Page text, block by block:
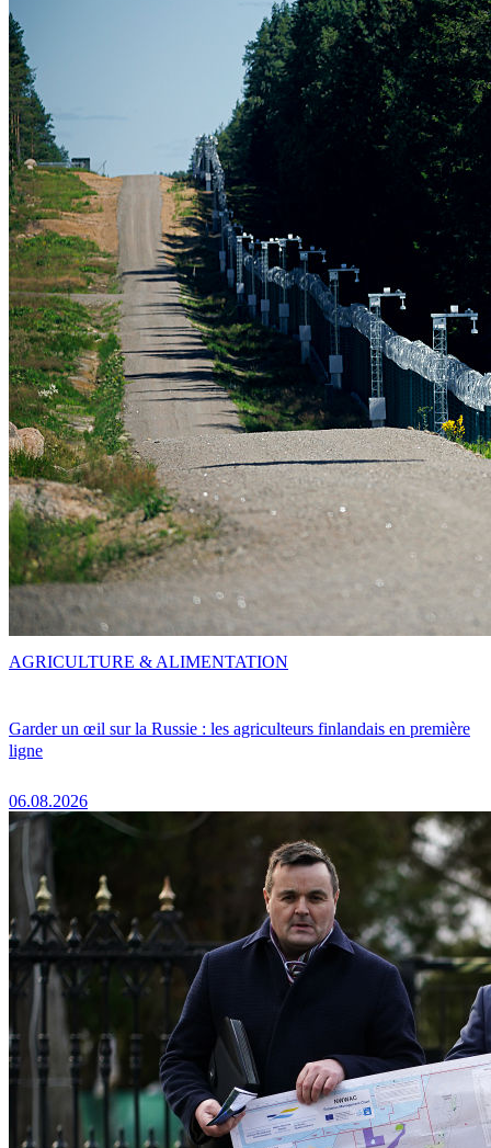
Garder un œil sur la Russie : les agriculteurs finlandais en première
ligne
06.08.2026
AGRICULTURE & ALIMENTATION